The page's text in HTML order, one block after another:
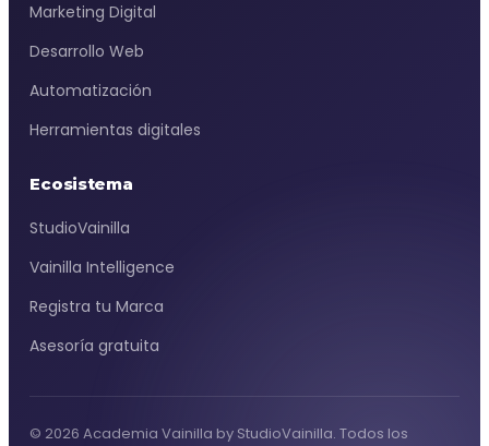
Marketing Digital
Desarrollo Web
Automatización
Herramientas digitales
Ecosistema
StudioVainilla
Vainilla Intelligence
Registra tu Marca
Asesoría gratuita
© 2026 Academia Vainilla by StudioVainilla. Todos los